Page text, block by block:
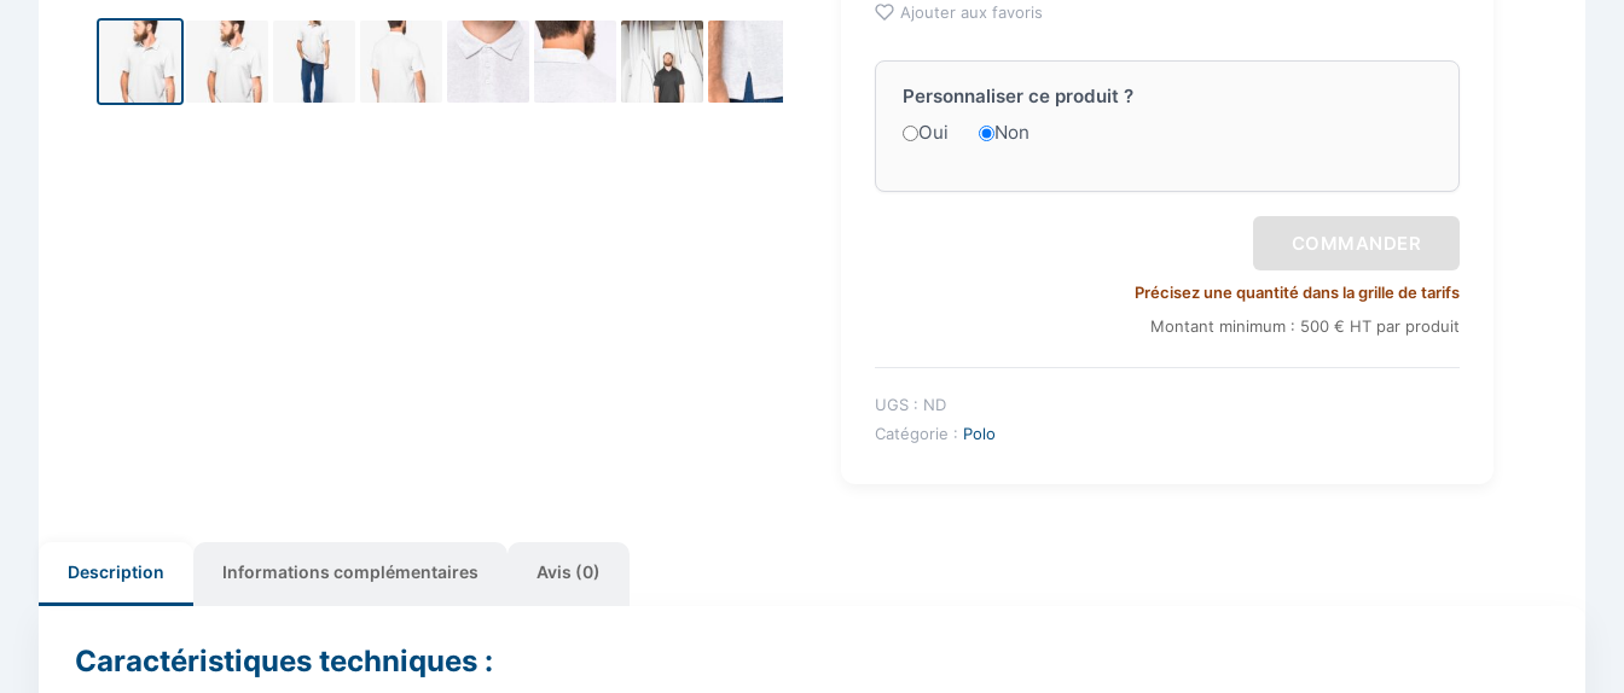
Ajouter aux favoris
Personnaliser ce produit ?
Oui
Non
COMMANDER
Précisez une quantité dans la grille de tarifs
Montant minimum : 500 € HT par produit
UGS : ND
Catégorie : Polo
Description Informations complémentaires Avis (0)
Caractéristiques techniques :